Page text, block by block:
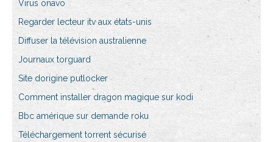
Virus onavo
Regarder lecteur itv aux états-unis
Diffuser la télévision australienne
Journaux torguard
Site dorigine putlocker
Comment installer dragon magique sur kodi
Bbc amérique sur demande roku
Téléchargement torrent sécurisé